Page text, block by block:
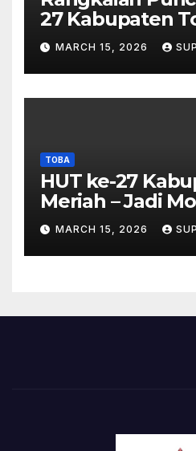
27 Kabupaten
Panjatkan Doa
Kesejahteraan
MARCH 15, 2026
TOBA
HUT ke-27
Meriah – Jadi
Perkuat Sinergi
Pembangunan
Danau Toba
MARCH 15, 2026